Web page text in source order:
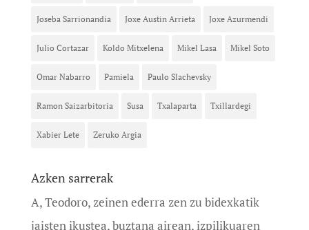
Joseba Sarrionandia Joxe Austin Arrieta Joxe Azurmendi
Julio Cortazar Koldo Mitxelena Mikel Lasa Mikel Soto
Omar Nabarro Pamiela Paulo Slachevsky
Ramon Saizarbitoria Susa Txalaparta Txillardegi
Xabier Lete Zeruko Argia
Azken sarrerak
A, Teodoro, zeinen ederra zen zu bidexkatik
jaisten ikustea, buztana airean, izpilikuaren